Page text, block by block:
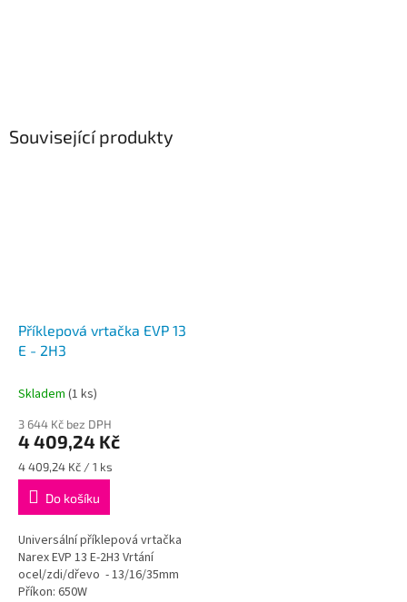
Související produkty
Příklepová vrtačka EVP 13
E - 2H3
Skladem (1 ks)
3 644 Kč bez DPH
4 409,24 Kč
Měrná
cena:
4 409,24 Kč / 1 ks
Do košíku
Universální příklepová vrtačka
Narex EVP 13 E-2H3 Vrtání
ocel/zdi/dřevo - 13/16/35mm
Příkon: 650W